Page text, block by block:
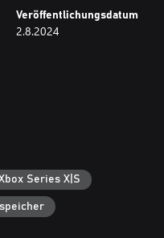
Veröffentlichungsdatum
2.8.2024
Series X|S